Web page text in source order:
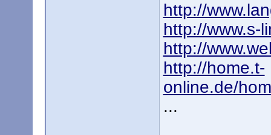
http://
http://www.s-
http://
http://home.t-
online.de/
...